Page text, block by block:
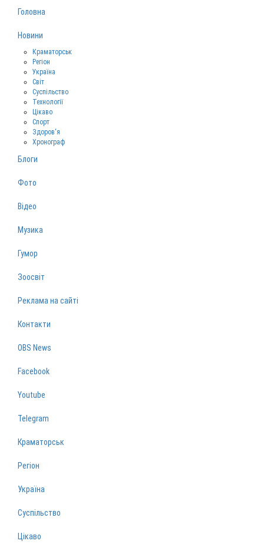
Головна
Новини
Краматорськ
Регіон
Україна
Світ
Суспільство
Технології
Цікаво
Спорт
Здоров‘я
Хронограф
Блоги
Фото
Відео
Музика
Гумор
Зоосвіт
Реклама на сайті
Контакти
OBS News
Facebook
Youtube
Telegram
Краматорськ
Регіон
Україна
Суспільство
Цікаво